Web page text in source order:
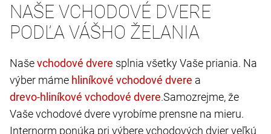
NAŠE VCHODOVÉ DVERE
PODĽA VÁŠHO ŽELANIA
Naše
splnia všetky Vaše priania. Na
výber máme
a
.Samozrejme, že
Vaše vchodové dvere vyrobíme prensne na mieru.
Internorm ponúka pri výbere vchodových dvier veľkú